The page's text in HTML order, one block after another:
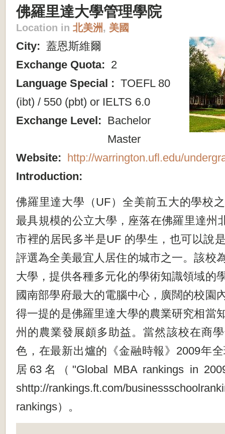
佛羅里達大學管理學院
Location in 北美洲, 美國
City: 蓋恩斯維爾
Exchange Quota: 2
Language Special : TOEFL 80
(ibt) / 550 (pbt) or IELTS 6.0
Exchange Level: Bachelor
Master
Website: http://warrington.ufl.edu/
Introduction:
佛羅里達大學（UF）全美前五大的學校
最具規模的公立大學，座落在佛羅里達州
市裡的居民多半是UF 的學生，也可以說
評選為全美最宜人居住的城市之一。該校
大學，提供各種多元化的學術知識領域的
國南部學府最大的電腦中心，廣闊的校園
得一提的是佛羅里達大學的農業研究相當
州的農業發展頗多助益。當然該校在商
色，在最新出爐的《金融時報》2009年
居63名（"Global MBA rankings in
shttp://rankings.ft.com/
rankings）。